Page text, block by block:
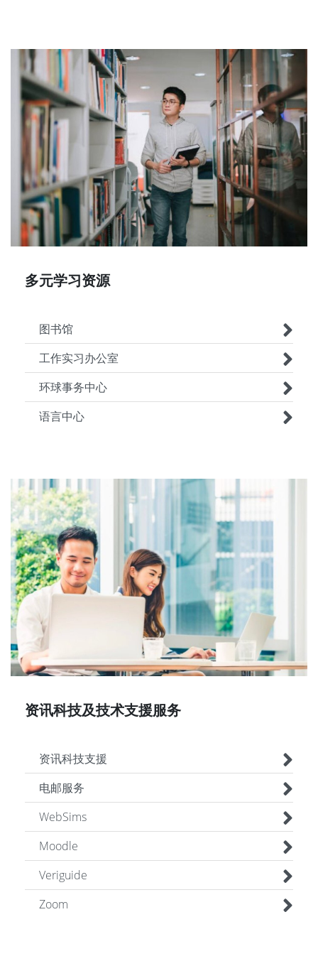
多元学习资源
图书馆
工作实习办公室
环球事务中心
语言中心
资讯科技及技术支援服务
资讯科技支援
电邮服务
WebSims
Moodle
Veriguide
Zoom